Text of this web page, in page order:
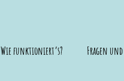
Wie funktioniert’s? Fragen